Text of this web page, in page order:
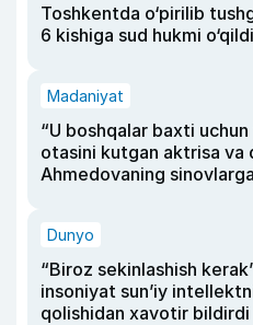
Toshkentda o‘pirilib
6 kishiga sud hukmi o‘qildi
Madaniyat
“U boshqalar baxti
otasini kutgan aktrisa va
Ahmedovaning
Dunyo
“Biroz sekinlashish
insoniyat sun’iy
qolishidan xavotir bildirdi